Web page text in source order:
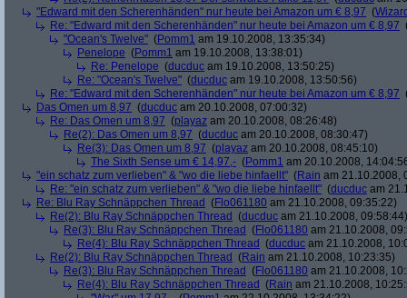
"Edward mit den Scherenhänden" nur heute bei Amazon um € 8,97 (
Re: "Edward mit den Scherenhänden" nur heute bei Amazon um € 8,97
"Ocean's Twelve" (Pomm1 am 19.10.2008, 13:35:34)
Penelope (Pomm1 am 19.10.2008, 13:38:01)
Re: Penelope (ducduc am 19.10.2008, 13:50:25)
Re: "Ocean's Twelve" (ducduc am 19.10.2008, 13:50:56)
Re: "Edward mit den Scherenhänden" nur heute bei Amazon um € 8,97
Das Omen um 8,97 (ducduc am 20.10.2008, 07:00:32)
Re: Das Omen um 8,97 (playaz am 20.10.2008, 08:26:48)
Re(2): Das Omen um 8,97 (ducduc am 20.10.2008, 08:30:47)
Re(3): Das Omen um 8,97 (playaz am 20.10.2008, 08:45:10)
The Sixth Sense um € 14,97,- (Pomm1 am 20.10.2008,
"ein schatz zum verlieben" & "wo die liebe hinfaellt" (Rain am 21.10.2008,
Re: "ein schatz zum verlieben" & "wo die liebe hinfaellt" (ducduc am
Re: Blu Ray Schnäppchen Thread (Flo061180 am 21.10.2008, 09:35:22)
Re(2): Blu Ray Schnäppchen Thread (ducduc am 21.10.2008, 09:58:44)
Re(3): Blu Ray Schnäppchen Thread (Flo061180 am 21.10.2008,
Re(4): Blu Ray Schnäppchen Thread (ducduc am 21.10.2008,
Re(2): Blu Ray Schnäppchen Thread (Rain am 21.10.2008, 10:23:35)
Re(3): Blu Ray Schnäppchen Thread (Flo061180 am 21.10.2008,
Re(4): Blu Ray Schnäppchen Thread (Rain am 21.10.2008,